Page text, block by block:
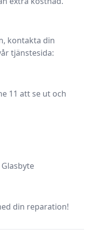
kontakta din
tjänstesida:
11 att se ut och
din reparation!